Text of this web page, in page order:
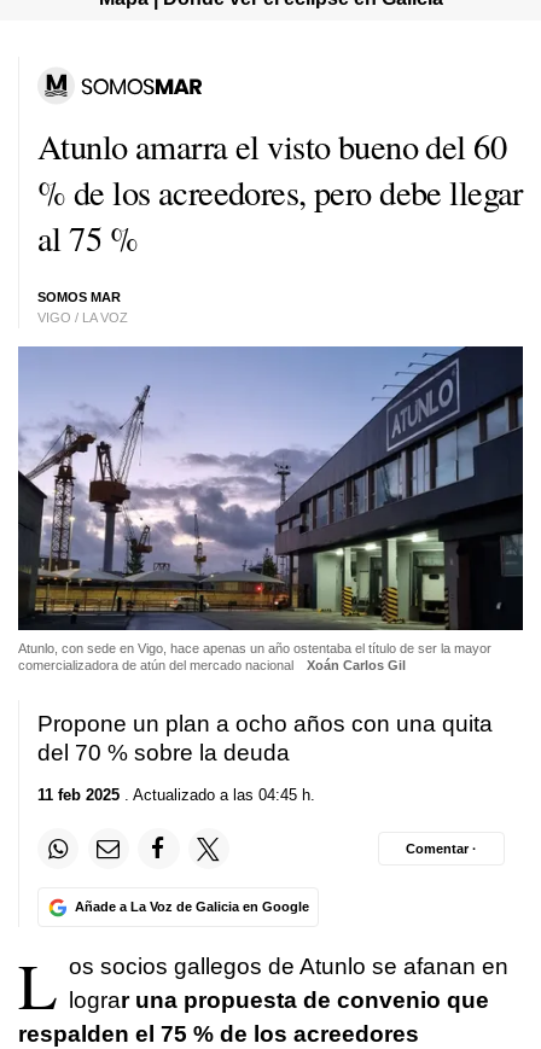
Atunlo amarra el visto bueno del 60
% de los acreedores, pero debe llegar
al 75 %
SOMOS MAR
VIGO / LA VOZ
Atunlo, con sede en Vigo, hace apenas un año ostentaba el título de ser la mayor
comercializadora de atún del mercado nacional
Xoán Carlos Gil
Propone un plan a ocho años con una quita
del 70 % sobre la deuda
11 feb 2025 . Actualizado a las 04:45 h.
Añade a La Voz de Galicia en Google
Comentar ·
L os socios gallegos de Atunlo se afanan en
lograr una propuesta de convenio que
respalden el 75 % de los acreedores